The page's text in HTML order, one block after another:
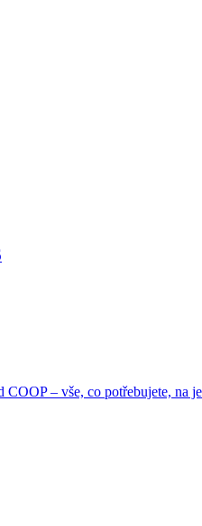
– vše, co potřebujete, na